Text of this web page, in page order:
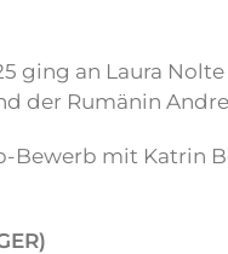
an Laura
der Rumänin
mit Katrin